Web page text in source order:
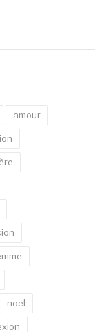
amour
noel